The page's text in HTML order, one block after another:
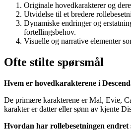
Originale hovedkarakterer og
Utvidelse til et bredere
Dynamiske endringer og
fortellingsbehov.
Visuelle og narrative elementer
Ofte stilte spørsmål
Hvem er hovedkarakterene i
De primære karakterene er Mal, Evie,
karakter er datter eller sønn av kjente
Hvordan har rollebesetningen endret